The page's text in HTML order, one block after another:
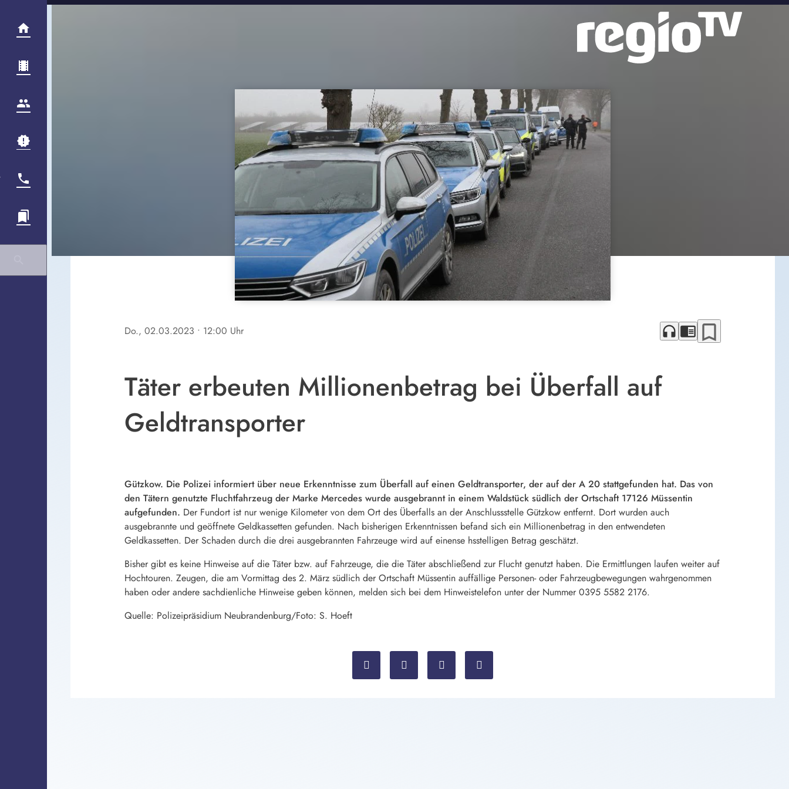
Do., 02.03.2023 • 12:00 Uhr headphones chrome_reader_mode bookmark_border
Täter erbeuten Millionenbetrag bei Überfall auf
Geldtransporter
Gützkow. Die Polizei informiert über neue Erkenntnisse zum Überfall auf einen Geldtransporter, der auf der A 20 stattgefunden hat. Das von
den Tätern genutzte Fluchtfahrzeug der Marke Mercedes wurde ausgebrannt in einem Waldstück südlich der Ortschaft 17126 Müssentin
aufgefunden. Der Fundort ist nur wenige Kilometer von dem Ort des Überfalls an der Anschlussstelle Gützkow entfernt. Dort wurden auch
ausgebrannte und geöffnete Geldkassetten gefunden. Nach bisherigen Erkenntnissen befand sich ein Millionenbetrag in den entwendeten
Geldkassetten. Der Schaden durch die drei ausgebrannten Fahrzeuge wird auf einense hsstelligen Betrag geschätzt.
Bisher gibt es keine Hinweise auf die Täter bzw. auf Fahrzeuge, die die Täter abschließend zur Flucht genutzt haben. Die Ermittlungen laufen weiter auf
Hochtouren. Zeugen, die am Vormittag des 2. März südlich der Ortschaft Müssentin auffällige Personen- oder Fahrzeugbewegungen wahrgenommen
haben oder andere sachdienliche Hinweise geben können, melden sich bei dem Hinweistelefon unter der Nummer 0395 5582 2176.
Quelle: Polizeipräsidium Neubrandenburg/Foto: S. Hoeft